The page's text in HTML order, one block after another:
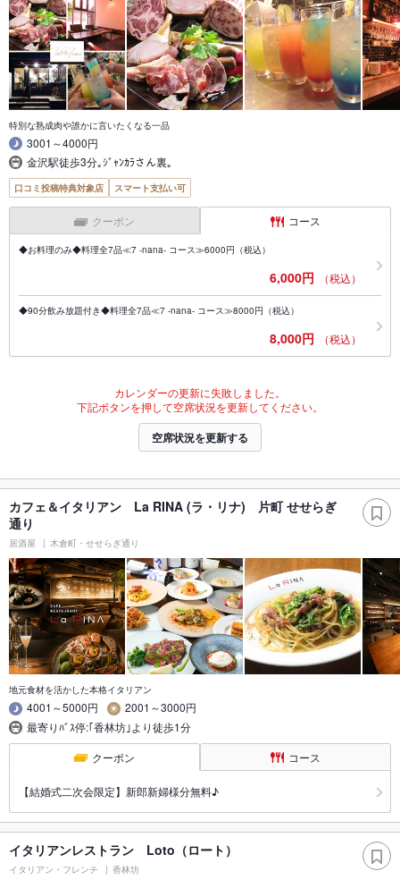
特別な熟成肉や誰かに言いたくなる一品
3001～4000円
金沢駅徒歩3分｡ｼﾞｬﾝｶﾗさん裏｡
口コミ投稿特典対象店 スマート支払い可
クーポン コース
◆お料理のみ◆料理全7品≪7 -nana- コース≫6000円（税込）
6,000円 （税込）
◆90分飲み放題付き◆料理全7品≪7 -nana- コース≫8000円（税込）
8,000円 （税込）
カレンダーの更新に失敗しました。
下記ボタンを押して空席状況を更新してください。
空席状況を更新する
カフェ＆イタリアン La RINA (ラ・リナ) 片町 せせらぎ
通り
居酒屋 木倉町・せせらぎ通り
地元食材を活かした本格イタリアン
4001～5000円
2001～3000円
最寄りﾊﾞｽ停:｢香林坊｣より徒歩1分
クーポン コース
【結婚式二次会限定】新郎新婦様分無料♪
イタリアンレストラン Loto（ロート）
イタリアン・フレンチ 香林坊